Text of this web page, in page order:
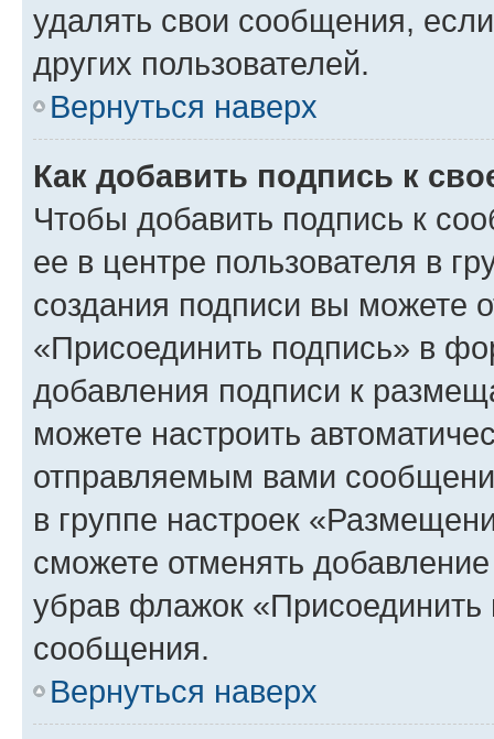
удалять свои сообщения,
других пользователей.
Вернуться наверх
Как добавить подпись к
Чтобы добавить подпись к
ее в центре пользователя в
создания подписи вы можете
«Присоединить подпись» в
добавления подписи к
можете настроить
отправляемым вами
в группе настроек
сможете отменять
убрав флажок
сообщения.
Вернуться наверх